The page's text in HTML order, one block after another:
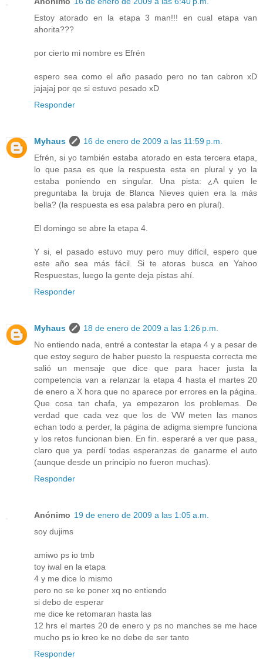
Estoy atorado en la etapa 3 man!!! en cual etapa van
ahorita???
por cierto mi nombre es Efrén
espero sea como el año pasado pero no tan cabron xD
jajajaj por qe si estuvo pesado xD
Responder
Myhaus
16 de enero de 2009 a las 11:59 p.m.
Efrén, si yo también estaba atorado en esta tercera etapa,
lo que pasa es que la respuesta esta en plural y yo la
estaba poniendo en singular. Una pista: ¿A quien le
preguntaba la bruja de Blanca Nieves quien era la más
bella? (la respuesta es esa palabra pero en plural).
El domingo se abre la etapa 4.
Y si, el pasado estuvo muy pero muy difícil, espero que
este año sea más fácil. Si te atoras busca en Yahoo
Respuestas, luego la gente deja pistas ahí.
Responder
Myhaus
18 de enero de 2009 a las 1:26 p.m.
No entiendo nada, entré a contestar la etapa 4 y a pesar de
que estoy seguro de haber puesto la respuesta correcta me
salió un mensaje que dice que para hacer justa la
competencia van a relanzar la etapa 4 hasta el martes 20
de enero a X hora que no aparece por errores en la página.
Que cosa tan chafa, ya empezaron los problemas. De
verdad que cada vez que los de VW meten las manos
echan todo a perder, la página de adigma siempre funciona
y los retos funcionan bien. En fin. esperaré a ver que pasa,
claro que ya perdí todas esperanzas de ganarme el auto
(aunque desde un principio no fueron muchas).
Responder
Anónimo 19 de enero de 2009 a las 1:05 a.m.
soy dujims
amiwo ps io tmb
toy iwal en la etapa
4 y me dice lo mismo
pero no se ke poner xq no entiendo
si debo de esperar
me dice ke retomaran hasta las
12 hrs el martes 20 de enero y ps no manches se me hace
mucho ps io kreo ke no debe de ser tanto
Responder